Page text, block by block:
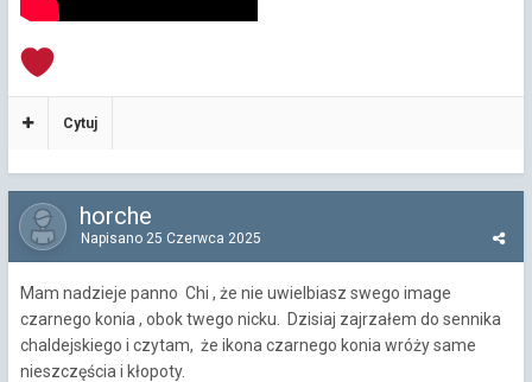
Cytuj
horche
Napisano 25 Czerwca 2025
Mam nadzieje panno Chi , że nie uwielbiasz swego image
czarnego konia , obok twego nicku. Dzisiaj zajrzałem do sennika
chaldejskiego i czytam, że ikona czarnego konia wróży same
nieszczęścia i kłopoty.